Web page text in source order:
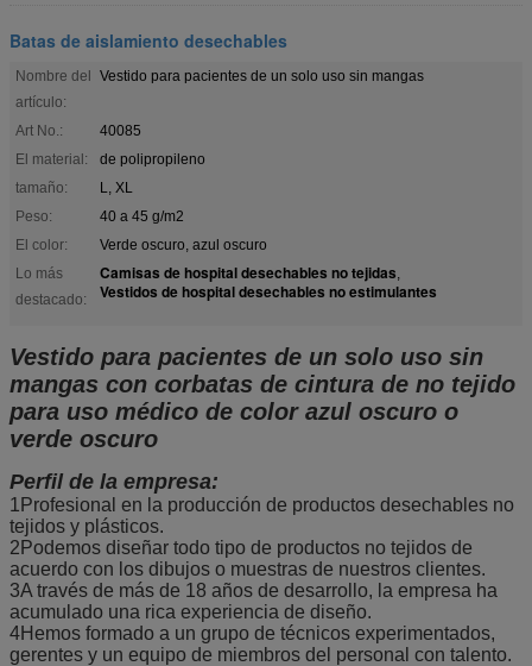
Batas de aislamiento desechables
Nombre del
artículo:
Vestido para pacientes de un solo uso sin mangas
Art No.:
40085
El material:
de polipropileno
tamaño:
L, XL
Peso:
40 a 45 g/m2
El color:
Verde oscuro, azul oscuro
Lo más
destacado:
Camisas de hospital desechables no tejidas,
Vestidos de hospital desechables no estimulantes
Vestido para pacientes de un solo uso sin
mangas con corbatas de cintura de no tejido
para uso médico de color azul oscuro o
verde oscuro
Perfil de la empresa:
1Profesional en la producción de productos desechables no
tejidos y plásticos.
2Podemos diseñar todo tipo de productos no tejidos de
acuerdo con los dibujos o muestras de nuestros clientes.
3A través de más de 18 años de desarrollo, la empresa ha
acumulado una rica experiencia de diseño.
4Hemos formado a un grupo de técnicos experimentados,
gerentes y un equipo de miembros del personal con talento.